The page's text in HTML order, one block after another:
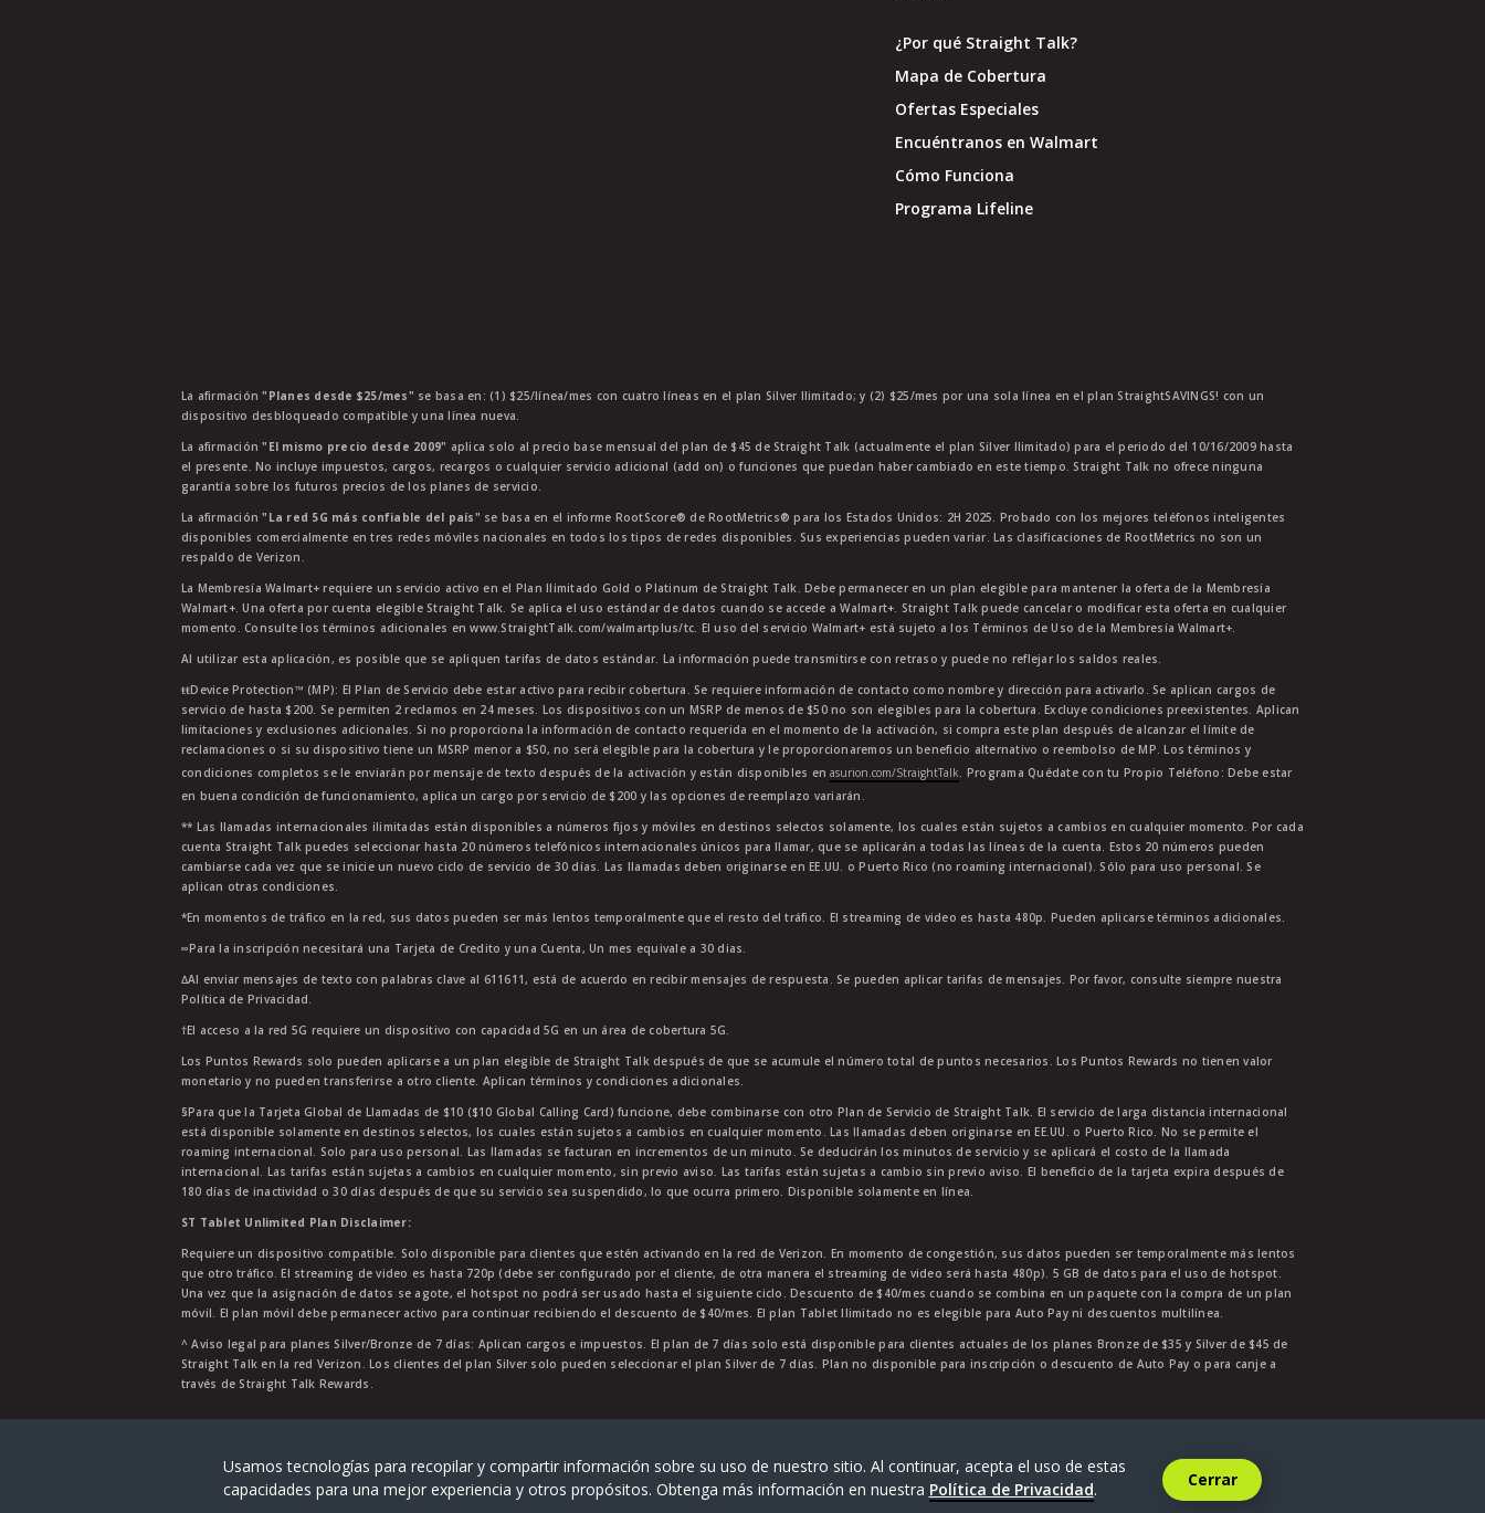
¿Por qué Straight Talk?
Mapa de Cobertura
Ofertas Especiales
Encuéntranos en Walmart
Cómo Funciona
Programa Lifeline
La afirmación"Planes desde $25/mes" se basa en: (1) $25/línea/mes con cuatro líneas en el plan Silver Ilimitado; y (2) $25/mes por una sola línea en el plan StraightSAVINGS! con un
dispositivo desbloqueado compatible y una línea nueva.
La afirmación"El mismo precio desde 2009" aplica solo al precio base mensual del plan de $45 de Straight Talk (actualmente el plan Silver Ilimitado) para el periodo del 10/16/2009 hasta
el presente. No incluye impuestos, cargos, recargos o cualquier servicio adicional (add on) o funciones que puedan haber cambiado en este tiempo. Straight Talk no ofrece ninguna
garantía sobre los futuros precios de los planes de servicio.
La afirmación"La red 5G más confiable del país" se basa en el informe RootScore® de RootMetrics® para los Estados Unidos: 2H 2025. Probado con los mejores teléfonos inteligentes
disponibles comercialmente en tres redes móviles nacionales en todos los tipos de redes disponibles. Sus experiencias pueden variar. Las clasificaciones de RootMetrics no son un
respaldo de Verizon.
La Membresía Walmart+ requiere un servicio activo en el Plan Ilimitado Gold o Platinum de Straight Talk. Debe permanecer en un plan elegible para mantener la oferta de la Membresía
Walmart+. Una oferta por cuenta elegible Straight Talk. Se aplica el uso estándar de datos cuando se accede a Walmart+. Straight Talk puede cancelar o modificar esta oferta en cualquier
momento. Consulte los términos adicionales en www.StraightTalk.com/walmartplus/tc. El uso del servicio Walmart+ está sujeto a los Términos de Uso de la Membresía Walmart+.
Al utilizar esta aplicación, es posible que se apliquen tarifas de datos estándar. La información puede transmitirse con retraso y puede no reflejar los saldos reales.
ŧŧDevice Protection™ (MP): El Plan de Servicio debe estar activo para recibir cobertura. Se requiere información de contacto como nombre y dirección para activarlo. Se aplican cargos de
servicio de hasta $200. Se permiten 2 reclamos en 24 meses. Los dispositivos con un MSRP de menos de $50 no son elegibles para la cobertura. Excluye condiciones preexistentes. Aplican
limitaciones y exclusiones adicionales. Si no proporciona la información de contacto requerida en el momento de la activación, si compra este plan después de alcanzar el límite de
reclamaciones o si su dispositivo tiene un MSRP menor a $50, no será elegible para la cobertura y le proporcionaremos un beneficio alternativo o reembolso de MP. Los términos y
condiciones completos se le enviarán por mensaje de texto después de la activación y están disponibles enasurion.com/StraightTalk. Programa Quédate con tu Propio Teléfono: Debe estar
en buena condición de funcionamiento, aplica un cargo por servicio de $200 y las opciones de reemplazo variarán.
** Las llamadas internacionales ilimitadas están disponibles a números fijos y móviles en destinos selectos solamente, los cuales están sujetos a cambios en cualquier momento. Por cada
cuenta Straight Talk puedes seleccionar hasta 20 números telefónicos internacionales únicos para llamar, que se aplicarán a todas las líneas de la cuenta. Estos 20 números pueden
cambiarse cada vez que se inicie un nuevo ciclo de servicio de 30 días. Las llamadas deben originarse en EE.UU. o Puerto Rico (no roaming internacional). Sólo para uso personal. Se
aplican otras condiciones.
*En momentos de tráfico en la red, sus datos pueden ser más lentos temporalmente que el resto del tráfico. El streaming de video es hasta 480p. Pueden aplicarse términos adicionales.
∞Para la inscripción necesitará una Tarjeta de Credito y una Cuenta, Un mes equivale a 30 dias.
∆Al enviar mensajes de texto con palabras clave al 611611, está de acuerdo en recibir mensajes de respuesta. Se pueden aplicar tarifas de mensajes. Por favor, consulte siempre nuestra
Política de Privacidad.
†El acceso a la red 5G requiere un dispositivo con capacidad 5G en un área de cobertura 5G.
Los Puntos Rewards solo pueden aplicarse a un plan elegible de Straight Talk después de que se acumule el número total de puntos necesarios. Los Puntos Rewards no tienen valor
monetario y no pueden transferirse a otro cliente. Aplican términos y condiciones adicionales.
§Para que la Tarjeta Global de Llamadas de $10 ($10 Global Calling Card) funcione, debe combinarse con otro Plan de Servicio de Straight Talk. El servicio de larga distancia internacional
está disponible solamente en destinos selectos, los cuales están sujetos a cambios en cualquier momento. Las llamadas deben originarse en EE.UU. o Puerto Rico. No se permite el
roaming internacional. Solo para uso personal. Las llamadas se facturan en incrementos de un minuto. Se deducirán los minutos de servicio y se aplicará el costo de la llamada
internacional. Las tarifas están sujetas a cambios en cualquier momento, sin previo aviso. Las tarifas están sujetas a cambio sin previo aviso. El beneficio de la tarjeta expira después de
180 días de inactividad o 30 días después de que su servicio sea suspendido, lo que ocurra primero. Disponible solamente en línea.
ST Tablet Unlimited Plan Disclaimer:
Requiere un dispositivo compatible. Solo disponible para clientes que estén activando en la red de Verizon. En momento de congestión, sus datos pueden ser temporalmente más lentos
que otro tráfico. El streaming de video es hasta 720p (debe ser configurado por el cliente, de otra manera el streaming de video será hasta 480p). 5 GB de datos para el uso de hotspot.
Una vez que la asignación de datos se agote, el hotspot no podrá ser usado hasta el siguiente ciclo. Descuento de $40/mes cuando se combina en un paquete con la compra de un plan
móvil. El plan móvil debe permanecer activo para continuar recibiendo el descuento de $40/mes. El plan Tablet Ilimitado no es elegible para Auto Pay ni descuentos multilínea.
^ Aviso legal para planes Silver/Bronze de 7 días: Aplican cargos e impuestos. El plan de 7 días solo está disponible para clientes actuales de los planes Bronze de $35 y Silver de $45 de
Straight Talk en la red Verizon. Los clientes del plan Silver solo pueden seleccionar el plan Silver de 7 días. Plan no disponible para inscripción o descuento de Auto Pay o para canje a
través de Straight Talk Rewards.
Straight Talk® es una marca registrada de TracFone Wireless, Inc., una empresa de Verizon.2026.
Usamos tecnologías para recopilar y compartir información sobre su uso de nuestro sitio. Al continuar, acepta el uso de estas
capacidades para una mejor experiencia y otros propósitos. Obtenga más información en nuestra Política de Privacidad. Cerrar